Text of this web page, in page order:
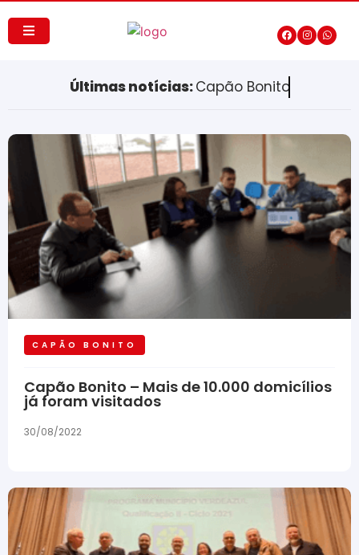
Últimas notícias:Capão Bonito
CAPÃO BONITO
Capão Bonito – Mais de 10.000 domicílios
já foram visitados
30/08/2022